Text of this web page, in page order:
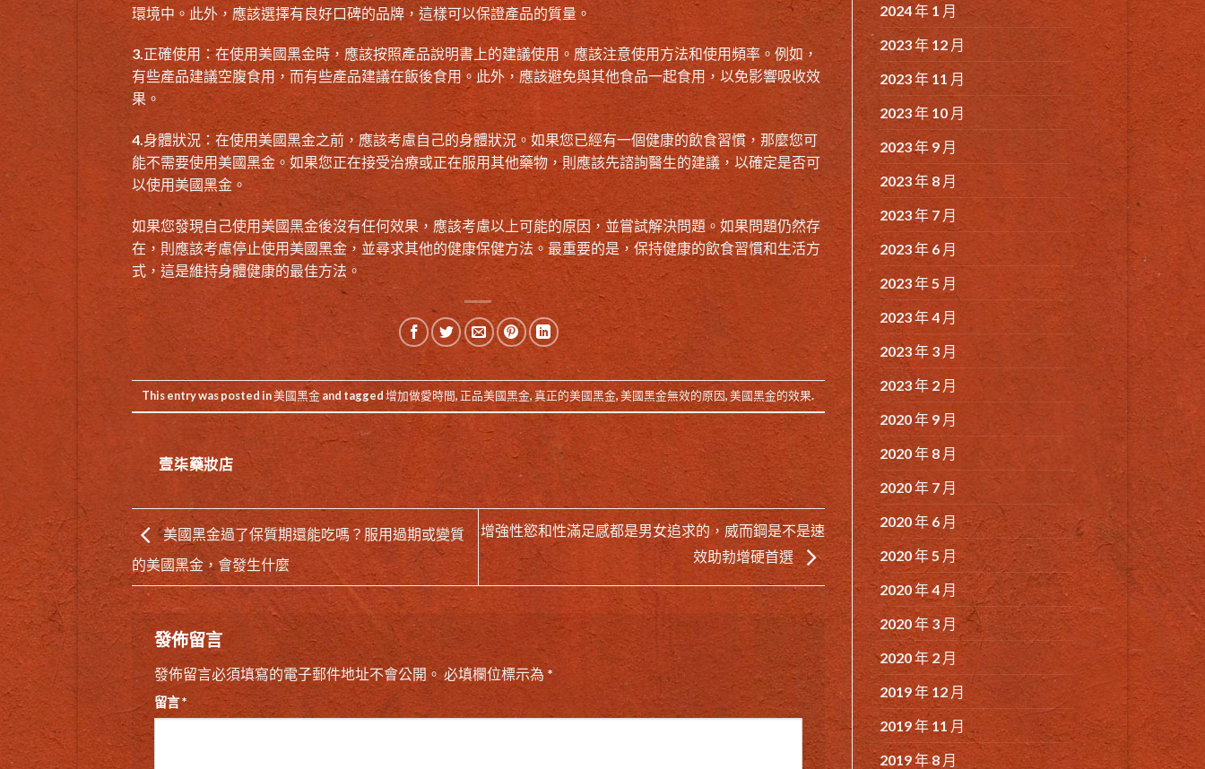
環境中。此外，應該選擇有良好口碑的品牌，這樣可以保證產品的質量。
3.正確使用：在使用美國黑金時，應該按照產品說明書上的建議使用。應該注意使用方法和使用頻率。例如，
有些產品建議空腹食用，而有些產品建議在飯後食用。此外，應該避免與其他食品一起食用，以免影響吸收效
果。
4.身體狀況：在使用美國黑金之前，應該考慮自己的身體狀況。如果您已經有一個健康的飲食習慣，那麼您可
能不需要使用美國黑金。如果您正在接受治療或正在服用其他藥物，則應該先諮詢醫生的建議，以確定是否可
以使用美國黑金。
如果您發現自己使用美國黑金後沒有任何效果，應該考慮以上可能的原因，並嘗試解決問題。如果問題仍然存
在，則應該考慮停止使用美國黑金，並尋求其他的健康保健方法。最重要的是，保持健康的飲食習慣和生活方
式，這是維持身體健康的最佳方法。
This entry was posted in美國黑金and tagged增加做愛時間, 正品美國黑金,真正的美國黑金,美國黑金無效的原因,美國黑金的效果.
壹柒藥妝店
美國黑金過了保質期還能吃嗎？服用過期或變質
的美國黑金，會發生什麼
增強性慾和性滿足感都是男女追求的，威而鋼是不是速
效助勃增硬首選
發佈留言
發佈留言必須填寫的電子郵件地址不會公開。 必填欄位標示為 *
留言*
2024 年 1 月
2023 年 12 月
2023 年 11 月
2023 年 10 月
2023 年 9 月
2023 年 8 月
2023 年 7 月
2023 年 6 月
2023 年 5 月
2023 年 4 月
2023 年 3 月
2023 年 2 月
2020 年 9 月
2020 年 8 月
2020 年 7 月
2020 年 6 月
2020 年 5 月
2020 年 4 月
2020 年 3 月
2020 年 2 月
2019 年 12 月
2019 年 11 月
2019 年 8 月